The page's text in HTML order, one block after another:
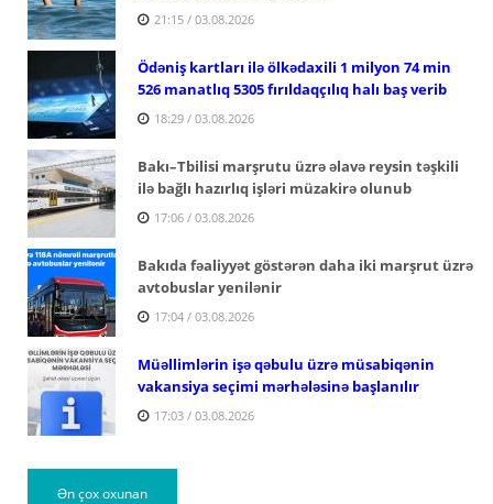
21:15 / 03.08.2026
Ödəniş kartları ilə ölkədaxili 1 milyon 74 min
526 manatlıq 5305 fırıldaqçılıq halı baş verib
18:29 / 03.08.2026
Bakı–Tbilisi marşrutu üzrə əlavə reysin təşkili
ilə bağlı hazırlıq işləri müzakirə olunub
17:06 / 03.08.2026
Bakıda fəaliyyət göstərən daha iki marşrut üzrə
avtobuslar yenilənir
17:04 / 03.08.2026
Müəllimlərin işə qəbulu üzrə müsabiqənin
vakansiya seçimi mərhələsinə başlanılır
17:03 / 03.08.2026
Ən çox oxunan